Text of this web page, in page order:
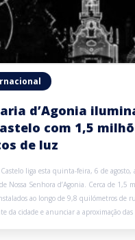
d’Agonia
com 1,5
de luz
liga esta quinta-feira, 6 de agosto,
Nossa Senhora d’Agonia. Cerca de 1,5
ao longo de 9,8 quilómetros de
da cidade e anunciar a aproximação das